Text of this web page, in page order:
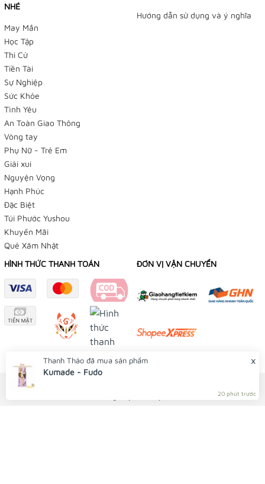
TIỆM BÁN HÀNG TRỰC TUYẾN
NHẬN ĐẶT HÀNG QUA FACEBOOK TRƯỚC KHI ĐẾN
LẤY TẠI TIỆM
Tiệm Điều Ước - Yushou 御守 - Tiệm Phụ Kiện Bạch
Dương
179/12 Trần Văn Khéo, P. Cái Khế, Q Ninh Kiều, TP
NHÉ
May Mắn
Học Tập
Thi Cử
Tiền Tài
Sự Nghiệp
Sức Khỏe
Tình Yêu
An Toàn Giao Thông
Vòng tay
Phụ Nữ - Trẻ Em
Giải xui
Nguyện Vọng
Hạnh Phúc
Đặc Biệt
Túi Phước Yushou
Khuyến Mãi
Quẻ Xăm Nhật
Hướng dẫn sử dụng và ý nghĩa
HÌNH THỨC THANH TOÁN ĐƠN VỊ VẬN CHUYỂN
x
Thanh Thảo đã mua sản phẩm
Kumade - Fudo
20 phút trước